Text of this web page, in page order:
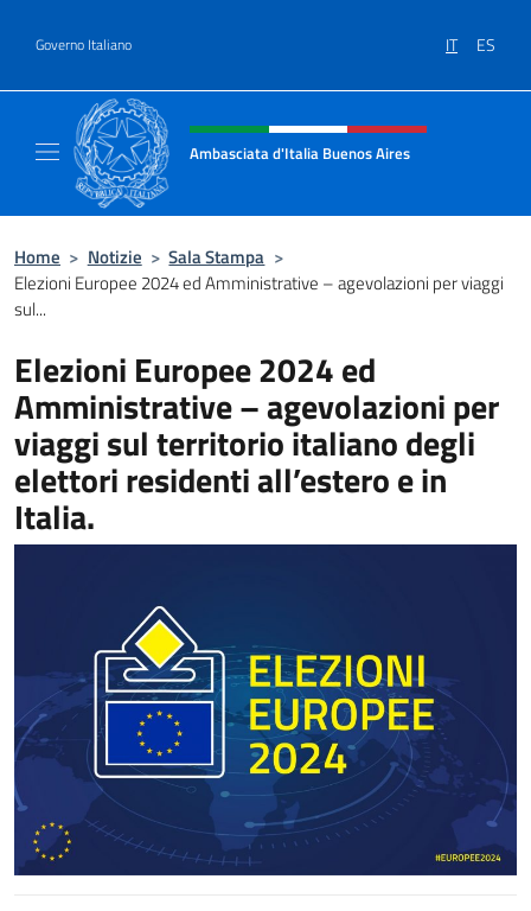
Governo Italiano IT ES
Intestazione sito, social e menù
Ambasciata d'Italia Buenos Aires
Home > Notizie > Sala Stampa >
Elezioni Europee 2024 ed Amministrative – agevolazioni per viaggi
sul...
Elezioni Europee 2024 ed
Amministrative – agevolazioni per
viaggi sul territorio italiano degli
elettori residenti all’estero e in
Italia.